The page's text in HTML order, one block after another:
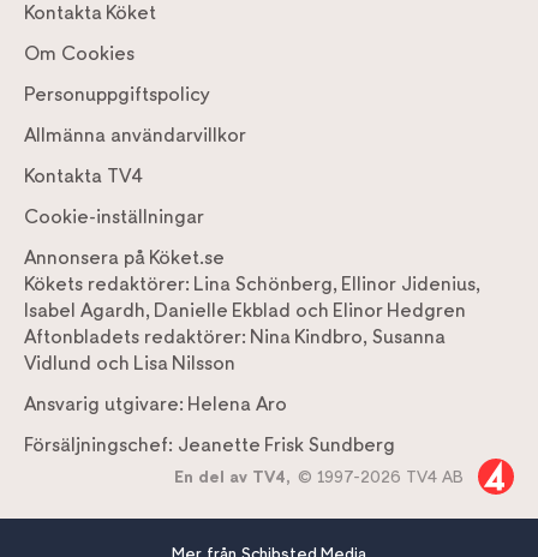
Kontakta Köket
Om Cookies
Personuppgiftspolicy
Allmänna användarvillkor
Kontakta TV4
Cookie-inställningar
Annonsera på Köket.se
Kökets redaktörer: Lina Schönberg, Ellinor Jidenius,
Isabel Agardh, Danielle Ekblad och Elinor Hedgren
Aftonbladets redaktörer: Nina Kindbro, Susanna
Vidlund och Lisa Nilsson
Ansvarig utgivare: Helena Aro
Försäljningschef: Jeanette Frisk Sundberg
En del av TV4, © 1997-2026 TV4 AB